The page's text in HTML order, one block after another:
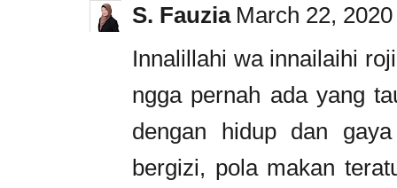
S. Fauzia March 22,
Innalillahi wa innailaihi
ngga pernah ada yang
dengan hidup dan
bergizi, pola makan